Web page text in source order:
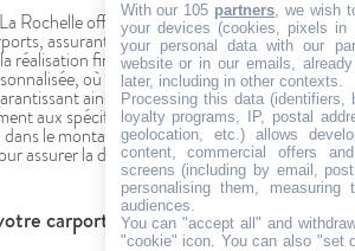
Rochelle offre une installation et une pose
assurant un service complet dès la
réalisation finale. Les clients bénéficient
où chaque projet est traité avec
ainsi que les installations
aux spécifications et aux attentes des
le montage et l’attention aux détails
assurer la durabilité et la fonctionnalité
carport sur mesure
With our 105 partners, we wish
your devices (cookies, pixels
your personal data with our
website or in our emails,
later, including in other contexts.
Processing this data (identifiers,
loyalty programs, IP, postal
geolocation, etc.) allows
content, commercial offers
screens (including by email,
personalising them, measuring
audiences.
You can "accept all" and
"cookie" icon. You can also "set